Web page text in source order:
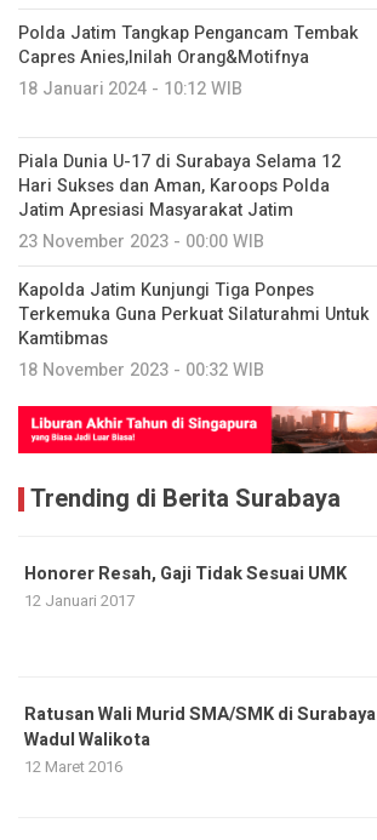
Polda Jatim Tangkap Pengancam Tembak
Capres Anies,Inilah Orang&Motifnya
18 Januari 2024 - 10:12 WIB
Piala Dunia U-17 di Surabaya Selama 12
Hari Sukses dan Aman, Karoops Polda
Jatim Apresiasi Masyarakat Jatim
23 November 2023 - 00:00 WIB
Kapolda Jatim Kunjungi Tiga Ponpes
Terkemuka Guna Perkuat Silaturahmi Untuk
Kamtibmas
18 November 2023 - 00:32 WIB
Trending di Berita Surabaya
Honorer Resah, Gaji Tidak Sesuai UMK
12 Januari 2017
Ratusan Wali Murid SMA/SMK di Surabaya
Wadul Walikota
12 Maret 2016